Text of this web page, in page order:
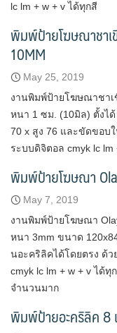
lc lm + w + v ได้ทุกสี
พิมพ์ป้ายโฆษณาชาเ
10MM
May 25, 2019
งานพิมพ์ป้ายโฆษณาชาเ
หนา 1 ซม. (10มิล) ตั้งได้
70 x สูง 76 และขัดขอบ
ระบบดิจิตอล cmyk lc lm
พิมพ์ป้ายโฆษณา
May 7, 2019
งานพิมพ์ป้ายโฆษณา
หนา 3mm ขนาด
นอะคริลิคได้โดยตรง ด้ว
cmyk lc lm + w + v ได้
จำนวนมาก
พิมพ์ป้ายอะคริลิค 8